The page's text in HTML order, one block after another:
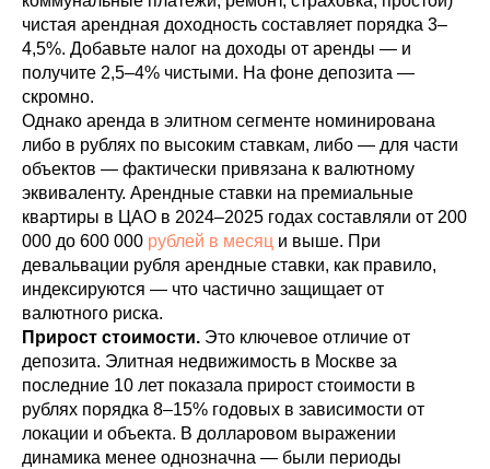
чистая арендная доходность составляет порядка 3–
4,5%. Добавьте налог на доходы от аренды — и
получите 2,5–4% чистыми. На фоне депозита —
скромно.
Однако аренда в элитном сегменте номинирована
либо в рублях по высоким ставкам, либо — для части
объектов — фактически привязана к валютному
эквиваленту. Арендные ставки на премиальные
квартиры в ЦАО в 2024–2025 годах составляли от 200
000 до 600 000 рублей в месяц и выше. При
девальвации рубля арендные ставки, как правило,
индексируются — что частично защищает от
валютного риска.
Прирост стоимости. Это ключевое отличие от
депозита. Элитная недвижимость в Москве за
последние 10 лет показала прирост стоимости в
рублях порядка 8–15% годовых в зависимости от
локации и объекта. В долларовом выражении
динамика менее однозначна — были периоды